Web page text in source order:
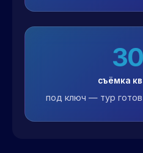
30
съёмка
под ключ — тур